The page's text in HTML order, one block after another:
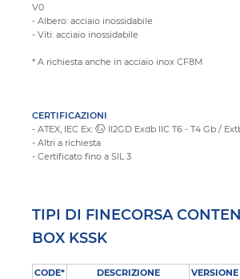
V0
- Albero: acciaio inossidabile
- Viti: acciaio inossidabile
* A richiesta anche in acciaio inox CF8M
CERTIFICAZIONI
- ATEX, IEC Ex:
II2GD Exdb IIC T6 - T4 Gb /
- Altri a richiesta
- Certificato fino a SIL 3
TIPI DI FINECORSA
BOX KSSK
CODE* DESCRIZIONE VERSIONE